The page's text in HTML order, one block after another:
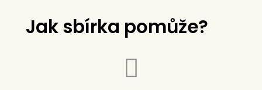
Jak sbírka pomůže?